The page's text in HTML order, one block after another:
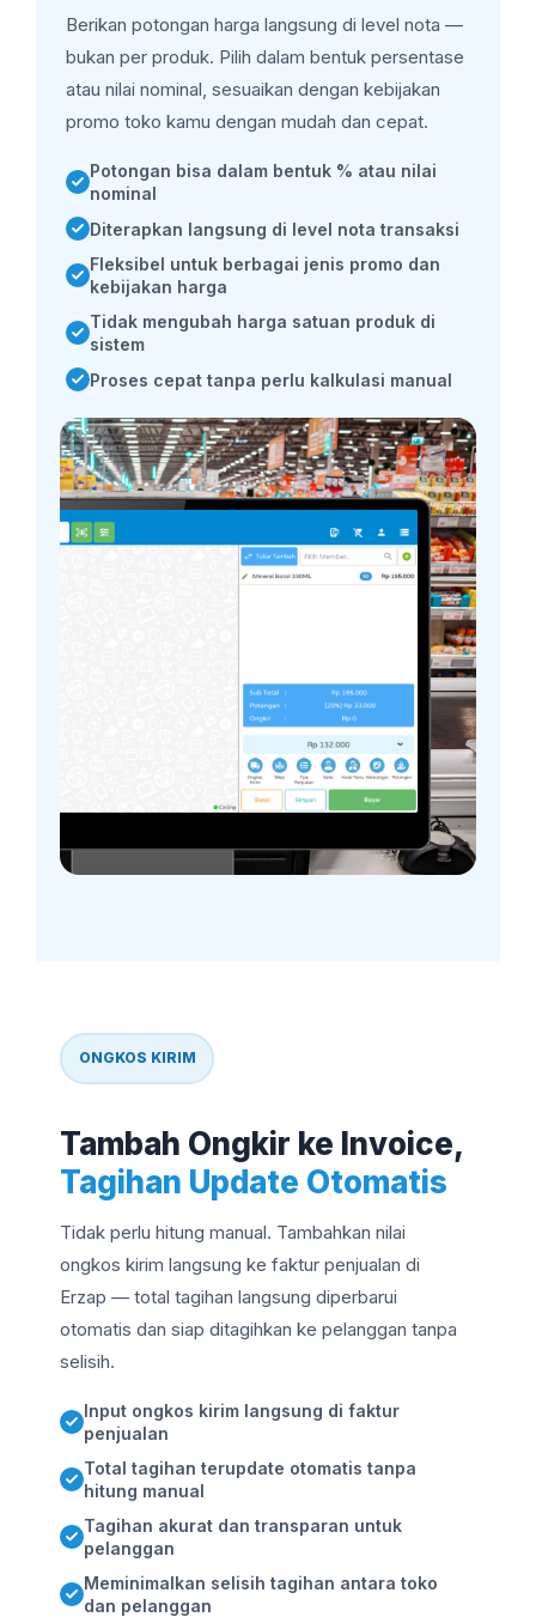
Berikan potongan harga langsung di level nota —
bukan per produk. Pilih dalam bentuk persentase
atau nilai nominal, sesuaikan dengan kebijakan
promo toko kamu dengan mudah dan cepat.
Potongan bisa dalam bentuk % atau nilai
nominal
Diterapkan langsung di level nota transaksi
Fleksibel untuk berbagai jenis promo dan
kebijakan harga
Tidak mengubah harga satuan produk di
sistem
Proses cepat tanpa perlu kalkulasi manual
ONGKOS KIRIM
Tambah Ongkir ke Invoice,
Tagihan Update Otomatis
Tidak perlu hitung manual. Tambahkan nilai
ongkos kirim langsung ke faktur penjualan di
Erzap — total tagihan langsung diperbarui
otomatis dan siap ditagihkan ke pelanggan tanpa
selisih.
Input ongkos kirim langsung di faktur
penjualan
Total tagihan terupdate otomatis tanpa
hitung manual
Tagihan akurat dan transparan untuk
pelanggan
Meminimalkan selisih tagihan antara toko
dan pelanggan